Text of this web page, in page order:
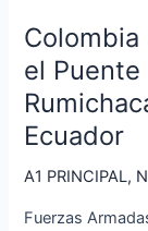
Colombia
el
Ecuador
A1 PRINCIPAL,
Fuerzas
en
el
Puente
Internacional
de
Rumichaca
conflicto